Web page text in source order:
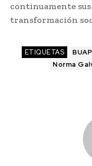
continuamente
transformación
ETIQUETAS BUAP
Norma